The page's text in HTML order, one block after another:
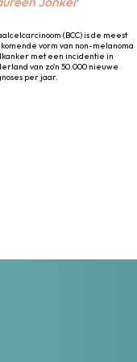
(BCC) is de meest
vorm van non-melanoma
met een incidentie in
van zo’n 50.000 nieuwe
per jaar.